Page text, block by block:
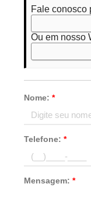
Fale conosco
Ou em nosso
Nome:*
Telefone:*
Mensagem:*